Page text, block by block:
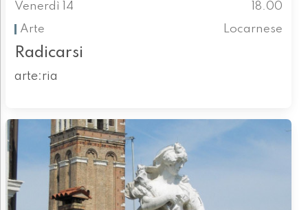
Venerdì 14
18.00
Arte
Locarnese
Radicarsi
arte:ria